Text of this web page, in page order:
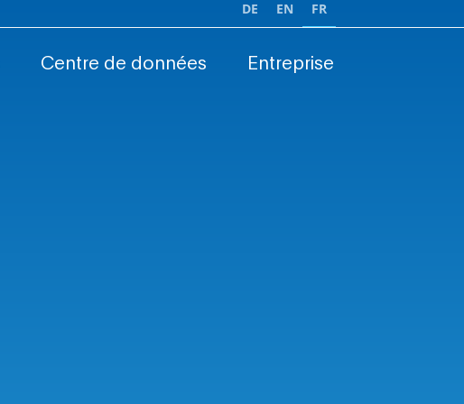
DE EN FR
Centre de données Entreprise